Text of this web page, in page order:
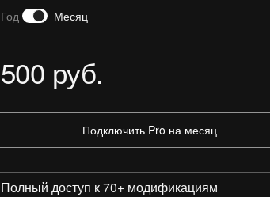
Полный доступ к 70+ модификациям
Месяц
Год
500 руб.
Подключить Pro на месяц